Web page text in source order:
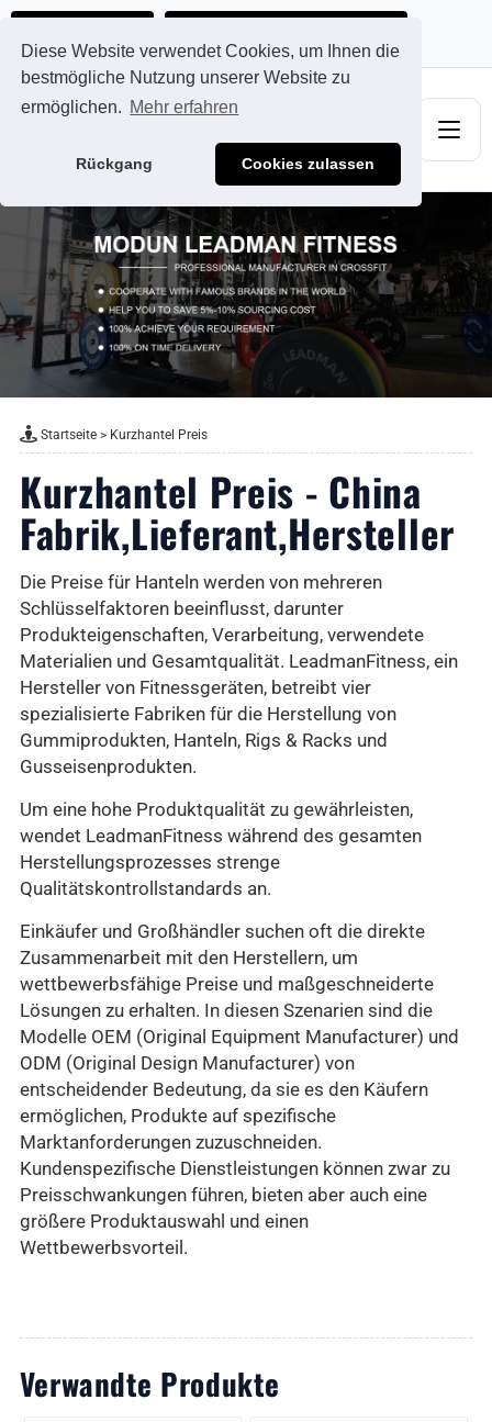
Diese Website verwendet Cookies, um Ihnen die
bestmögliche Nutzung unserer Website zu
ermöglichen. Mehr erfahren
Rückgang Cookies zulassen
Startseite> Kurzhantel Preis
Kurzhantel Preis - China
Fabrik,Lieferant,Hersteller
Die Preise für Hanteln werden von mehreren
Schlüsselfaktoren beeinflusst, darunter
Produkteigenschaften, Verarbeitung, verwendete
Materialien und Gesamtqualität. LeadmanFitness, ein
Hersteller von Fitnessgeräten, betreibt vier
spezialisierte Fabriken für die Herstellung von
Gummiprodukten, Hanteln, Rigs & Racks und
Gusseisenprodukten.
Um eine hohe Produktqualität zu gewährleisten,
wendet LeadmanFitness während des gesamten
Herstellungsprozesses strenge
Qualitätskontrollstandards an.
Einkäufer und Großhändler suchen oft die direkte
Zusammenarbeit mit den Herstellern, um
wettbewerbsfähige Preise und maßgeschneiderte
Lösungen zu erhalten. In diesen Szenarien sind die
Modelle OEM (Original Equipment Manufacturer) und
ODM (Original Design Manufacturer) von
entscheidender Bedeutung, da sie es den Käufern
ermöglichen, Produkte auf spezifische
Marktanforderungen zuzuschneiden.
Kundenspezifische Dienstleistungen können zwar zu
Preisschwankungen führen, bieten aber auch eine
größere Produktauswahl und einen
Wettbewerbsvorteil.
Verwandte Produkte